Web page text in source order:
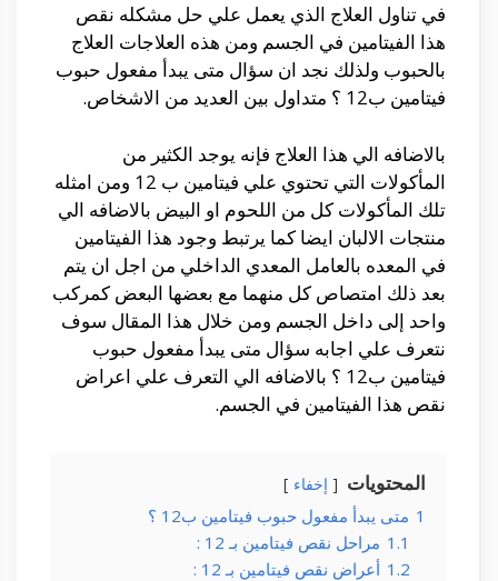
في تناول العلاج الذي يعمل علي حل مشكله نقص
هذا الفيتامين في الجسم ومن هذه العلاجات العلاج
بالحبوب ولذلك نجد ان سؤال متى يبدأ مفعول حبوب
فيتامين ب12 ؟ متداول بين العديد من الاشخاص.
بالاضافه الي هذا العلاج فإنه يوجد الكثير من
المأكولات التي تحتوي علي فيتامين ب 12 ومن امثله
تلك المأكولات كل من اللحوم او البيض بالاضافه الي
منتجات الالبان ايضا كما يرتبط وجود هذا الفيتامين
في المعده بالعامل المعدي الداخلي من اجل ان يتم
بعد ذلك امتصاص كل منهما مع بعضها البعض كمركب
واحد إلى داخل الجسم ومن خلال هذا المقال سوف
نتعرف علي اجابه سؤال متى يبدأ مفعول حبوب
فيتامين ب12 ؟ بالاضافه الي التعرف علي اعراض
نقص هذا الفيتامين في الجسم.
المحتويات إخفاء
1 متى يبدأ مفعول حبوب فيتامين ب12 ؟
1.1 مراحل نقص فيتامين بـ 12 :
1.2 أعراض نقص فيتامين بـ 12 :